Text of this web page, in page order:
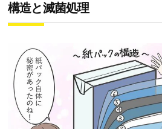
構造と滅菌処理